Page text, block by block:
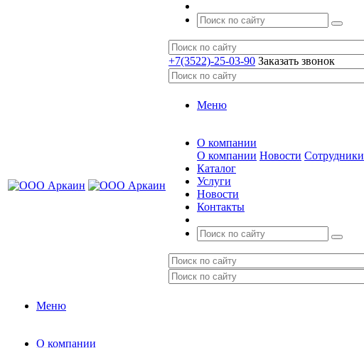
+7(3522)-25-03-90 Заказать звонок
Меню
О компании
О компании Новости Сотрудники
Каталог
Услуги
Новости
Контакты
Меню
О компании